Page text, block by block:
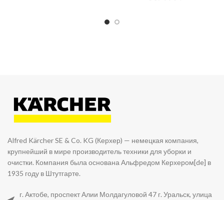
Alfred Kärcher SE & Co. KG (Керхер) — немецкая компания,
крупнейший в мире производитель техники для уборки и
очистки. Компания была основана Альфредом Керхером[de] в
1935 году в Штутгарте.
г. Актобе, проспект Алии Молдагуловой 47 г. Уральск, улица